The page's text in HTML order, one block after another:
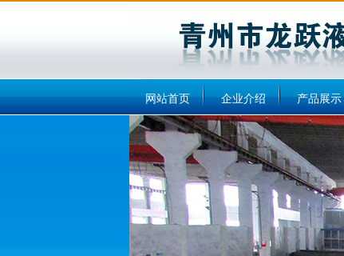
网站首页 企业介绍 产品展示